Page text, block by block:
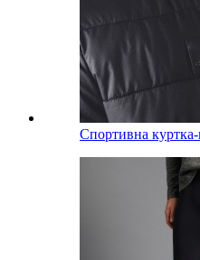
Спортивна куртка-